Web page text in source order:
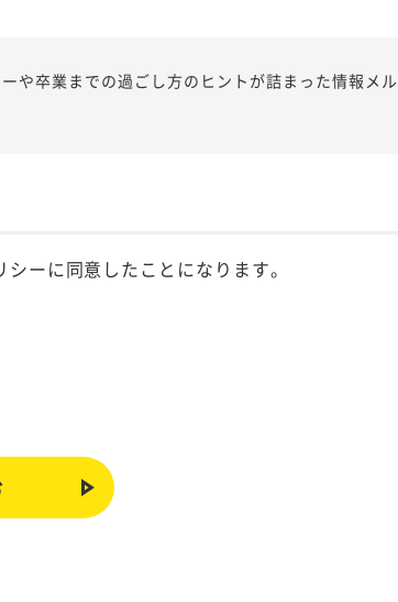
や卒業までの過ごし方のヒントが詰まった情報メル
ーに同意したことになります。